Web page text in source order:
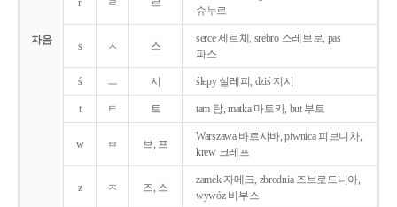
자음
r ㄹ 르
슈누르
s ㅅ 스
serce 세르체, srebro 스레브로, pas
파스
ś ㅡ 시 ślepy 실레피, dziś 지시
t ㅌ 트 tam 탐, matka 마트카, but 부트
w ㅂ 브, 프
Warszawa 바르샤바, piwnica 피브니차,
krew 크레프
z ㅈ 즈, 스
zamek 자메크, zbrodnia 즈브로드니아,
wywóz 비부스